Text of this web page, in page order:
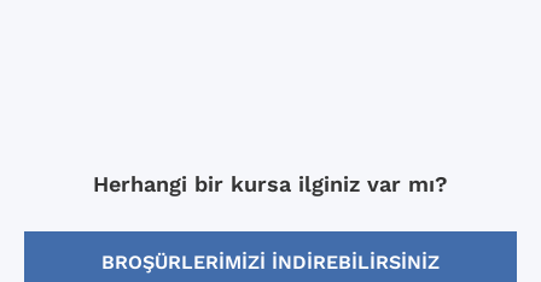
Herhangi bir kursa ilginiz var mı?
BROŞÜRLERIMIZI INDIREBILIRSINIZ